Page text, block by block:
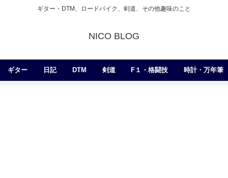
ギター・DTM、ロードバイク、剣道、その他趣味のこと
NICO BLOG
ギター 日記 DTM 剣道 F１・格闘技 時計・万年筆